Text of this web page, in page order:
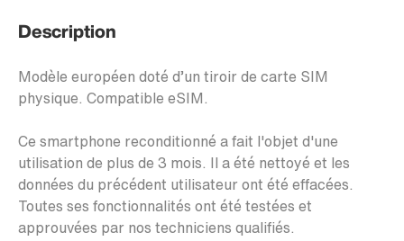
Description
Modèle européen doté d’un tiroir de carte SIM
physique. Compatible eSIM.
Ce smartphone reconditionné a fait l'objet d'une
utilisation de plus de 3 mois. Il a été nettoyé et les
données du précédent utilisateur ont été effacées.
Toutes ses fonctionnalités ont été testées et
approuvées par nos techniciens qualifiés.